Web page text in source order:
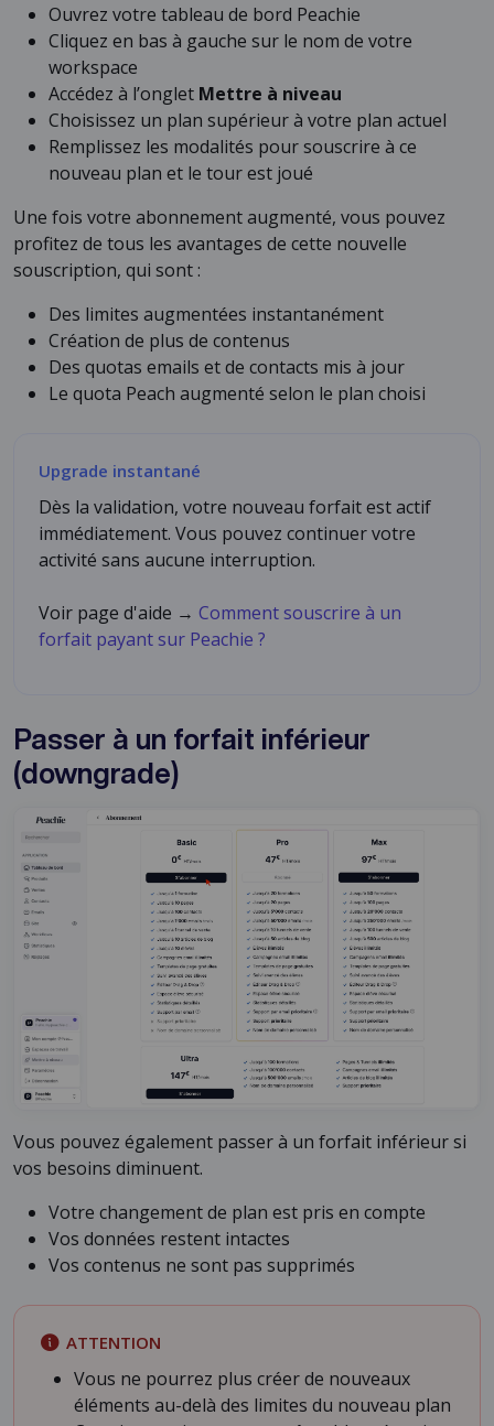
Ouvrez votre tableau de bord Peachie
Cliquez en bas à gauche sur le nom de votre
workspace
Accédez à l’onglet Mettre à niveau
Choisissez un plan supérieur à votre plan actuel
Remplissez les modalités pour souscrire à ce
nouveau plan et le tour est joué
Une fois votre abonnement augmenté, vous pouvez
profitez de tous les avantages de cette nouvelle
souscription, qui sont :
Des limites augmentées instantanément
Création de plus de contenus
Des quotas emails et de contacts mis à jour
Le quota Peach augmenté selon le plan choisi
Upgrade instantané
Dès la validation, votre nouveau forfait est actif
immédiatement. Vous pouvez continuer votre
activité sans aucune interruption.
Voir page d'aide → Comment souscrire à un
forfait payant sur Peachie ?
Passer à un forfait inférieur
(downgrade)
Vous pouvez également passer à un forfait inférieur si
vos besoins diminuent.
Votre changement de plan est pris en compte
Vos données restent intactes
Vos contenus ne sont pas supprimés
ATTENTION
Vous ne pourrez plus créer de nouveaux
éléments au-delà des limites du nouveau plan